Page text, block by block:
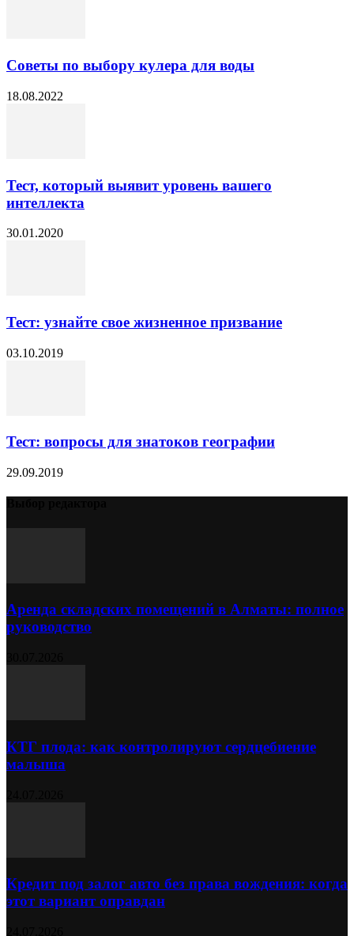
Советы по выбору кулера для воды
18.08.2022
Тест, который выявит уровень вашего
интеллекта
30.01.2020
Тест: узнайте свое жизненное призвание
03.10.2019
Тест: вопросы для знатоков географии
29.09.2019
Аренда складских помещений в Алматы: полное
руководство
КТГ плода: как контролируют сердцебиение
малыша
Кредит под залог авто без права вождения: когда
этот вариант оправдан